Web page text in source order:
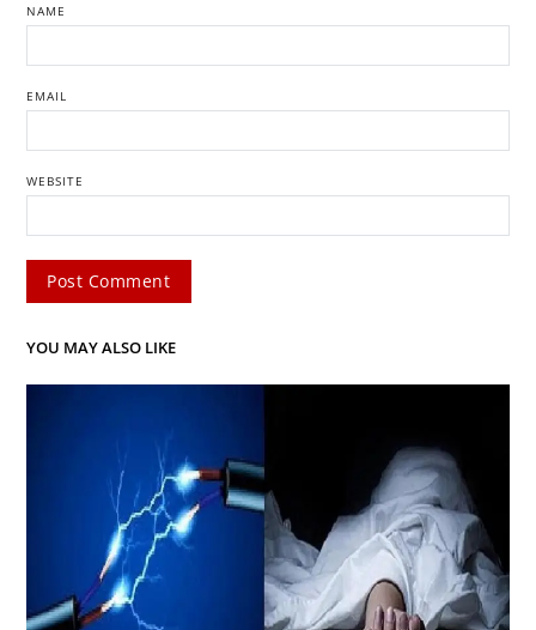
NAME
EMAIL
WEBSITE
YOU MAY ALSO LIKE